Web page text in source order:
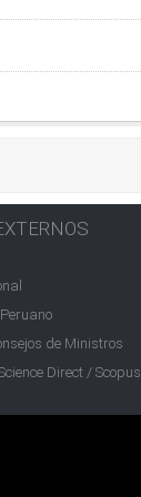
de Ministros
Direct / Scopus